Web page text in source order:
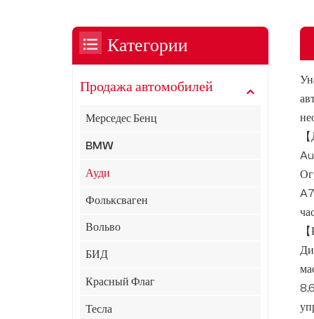
Категории
Продажа автомобилей
Мерседес Бенц
BMW
Ауди
Фольксваген
Вольво
БИД
Красный Флаг
Тесла